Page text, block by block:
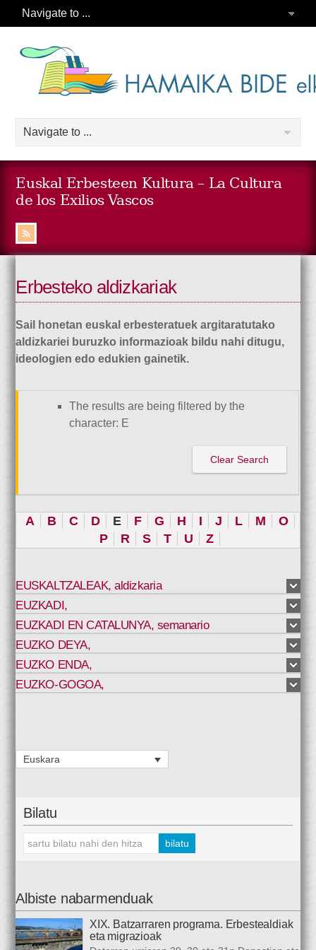
Euskal Erbesteen Kultura – La Cultura
de los Exilios Vascos
Erbesteko aldizkariak
Sail honetan euskal erbesteratuek argitaratutako
aldizkariei buruzko informazioak bildu nahi ditugu,
ideologien edo edukien gainetik.
The results are being filtered by the
character: E
Clear Search
A B C D E F G H I J L M
O
P
R S T U Z
EUSKALTZALEAK,aldizkaria
EUZKADI,
EUZKADI EN CATALUNYA, semanario
EUZKO DEYA,
EUZKO ENDA,
EUZKO-GOGOA,
Euskara
Bilatu
Albiste nabarmenduak
XIX. Batzarraren programa. Erbestealdiak
eta migrazioak